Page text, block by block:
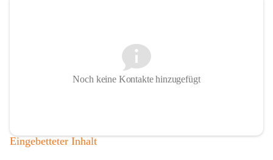
Noch keine Kontakte hinzugefügt
Eingebetteter Inhalt